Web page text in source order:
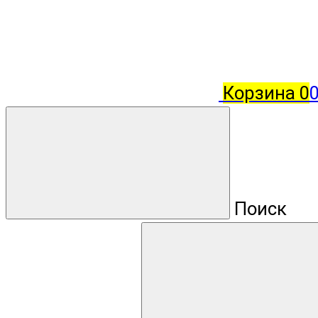
Корзина 0
Поиск